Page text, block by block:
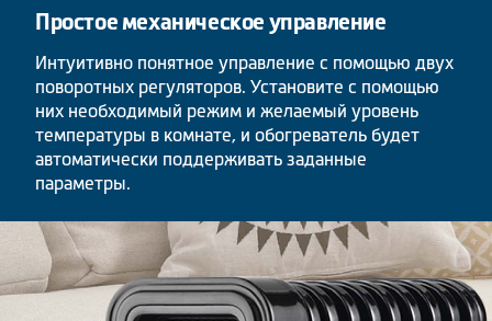
Простое механическое управление
Интуитивно понятное управление с помощью двух
поворотных регуляторов. Установите с помощью
них необходимый режим и желаемый уровень
температуры в комнате, и обогреватель будет
автоматически поддерживать заданные
параметры.